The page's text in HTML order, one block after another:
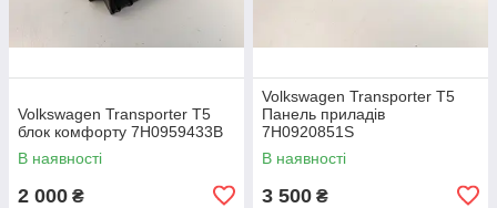
Volkswagen Transporter T5
блок комфорту 7H0959433B
В наявності
2 000 ₴
Volkswagen Transporter T5
Панель приладів
7H0920851S
В наявності
3 500 ₴